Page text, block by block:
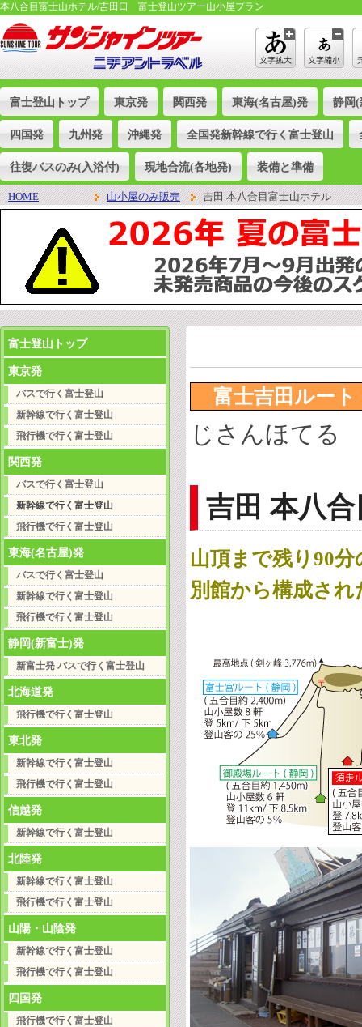
本八合目富士山ホテル/吉田口 富士登山ツアー山小屋プラン
富士登山トップ 東京発 関西発 東海(名古屋)発 静岡(
四国発 九州発 沖縄発 全国発新幹線で行く富士登山
往復バスのみ(入浴付) 現地合流(各地発) 装備と準備
HOME 山小屋のみ販売 吉田 本八合目富士山ホテル
富士登山トップ
東京発
バスで行く富士登山
新幹線で行く富士登山
飛行機で行く富士登山
関西発
バスで行く富士登山
新幹線で行く富士登山
飛行機で行く富士登山
東海(名古屋)発
バスで行く富士登山
新幹線で行く富士登山
飛行機で行く富士登山
静岡(新富士)発
新富士発 バスで行く富士登山
北海道発
飛行機で行く富士登山
東北発
新幹線で行く富士登山
飛行機で行く富士登山
信越発
新幹線で行く富士登山
北陸発
新幹線で行く富士登山
飛行機で行く富士登山
山陽・山陰発
新幹線で行く富士登山
飛行機で行く富士登山
四国発
飛行機で行く富士登山
富士吉田ルー
じさんほてる
吉田 本八
山頂まで残り90
別館から構成さ